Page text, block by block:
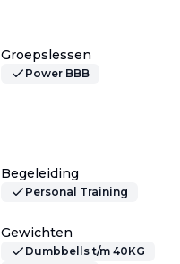
Groepslessen
Power BBB
Begeleiding
Personal Training
Gewichten
Dumbbells t/m 40KG